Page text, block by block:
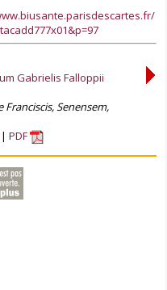
Gabrielis Falloppii
Senensem,
PDF